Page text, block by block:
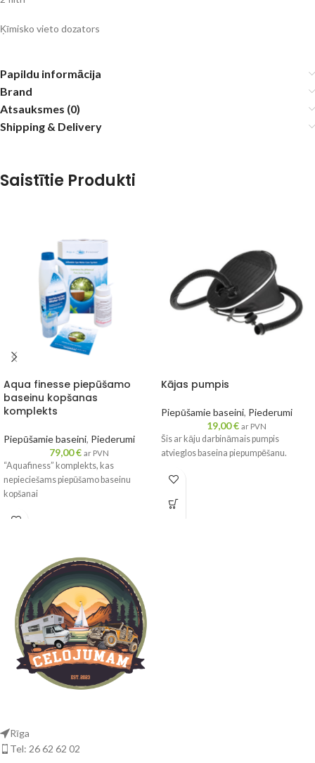
Ķīmisko vieto dozators
Papildu informācija
Brand
Atsauksmes (0)
Shipping & Delivery
Saistītie Produkti
Aqua finesse piepūšamo
baseinu kopšanas
komplekts
Piepūšamie baseini, Piederumi
79,00€ ar PVN
“Aquafiness” komplekts, kas
nepieciešams piepūšamo baseinu
kopšanai
Kājas pumpis
Piepūšamie baseini, Piederumi
19,00€ ar PVN
Šis ar kāju darbināmais pumpis
atvieglos baseina piepumpēšanu.
Rīga
Tel: 26 62 62 02